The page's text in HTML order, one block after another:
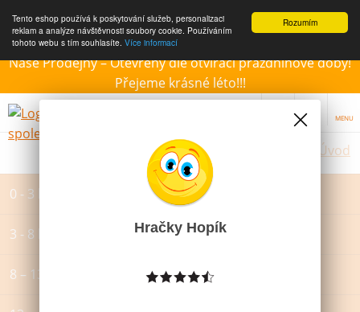
Rozumím
Tento eshop používá k poskytování služeb, personalizaci
reklam a analýze návštěvnosti soubory cookie. Používáním
tohoto webu s tím souhlasíte. Více informací
Naše Prodejny – Otevřeny dle otvírací prázdninové doby!
Přejeme krásné léto!!!
MENU
Úvod
0 - 3 let
3 - 8 let
8 – 13 let
Hračky Hopík